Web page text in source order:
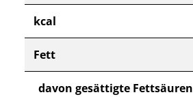
kcal
Fett
davon gesättigte Fettsäuren